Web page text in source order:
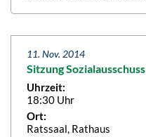
11. Nov. 2014
Sitzung Sozialausschuss
Uhrzeit:
18:30 Uhr
Ort:
Ratssaal, Rathaus